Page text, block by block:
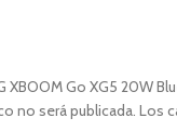
XBOOM Go XG5 20W
no será publicada. Los